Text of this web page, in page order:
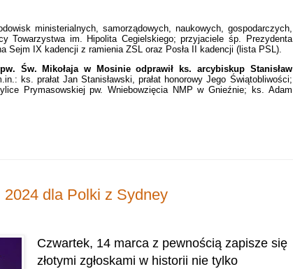
ministerialnych, samorządowych, naukowych, gospodarczych,
Towarzystwa im. Hipolita Cegielskiego; przyjaciele śp. Prezydenta
Sejm IX kadencji z ramienia ZSL oraz Posła II kadencji (lista PSL).
Św. Mikołaja w Mosinie odprawił ks. arcybiskup Stanisław
ks. prałat Jan Stanisławski, prałat honorowy Jego Świątobliwości;
Prymasowskiej pw. Wniebowzięcia NMP w Gnieźnie; ks. Adam
dla Polki z Sydney
Czwartek, 14 marca z pewnością zapisze się
złotymi zgłoskami w historii nie tylko